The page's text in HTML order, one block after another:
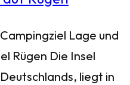
Lage und
Rügen Die Insel
liegt in